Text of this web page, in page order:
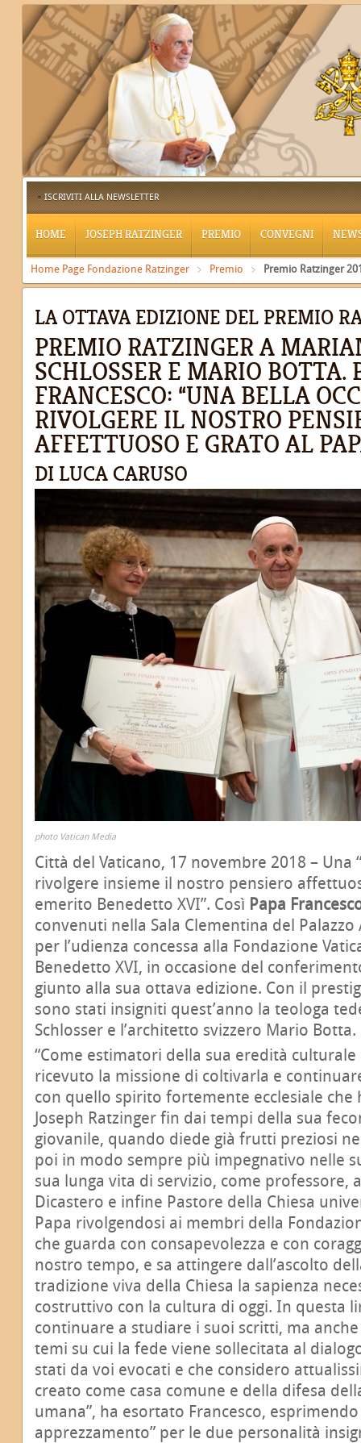
ISCRIVITI ALLA NEWSLETTER
HOME JOSEPH RATZINGER PREMIO CONVEGNI
Home Page Fondazione Ratzinger Premio Premio Ratzinger
LA OTTAVA EDIZIONE DEL PREMIO
PREMIO RATZINGER A
SCHLOSSER E MARIO BOTTA.
FRANCESCO: “UNA BELLA
RIVOLGERE IL NOSTRO
AFFETTUOSO E GRATO AL
DI LUCA CARUSO
photo Vatican Media
Città del Vaticano, 17 novembre 2018 – Una
rivolgere insieme il nostro pensiero
emerito Benedetto XVI”. Così Papa
convenuti nella Sala Clementina del
per l’udienza concessa alla Fondazione
Benedetto XVI, in occasione del
giunto alla sua ottava edizione. Con il
sono stati insigniti quest’anno la teologa
Schlosser e l’architetto svizzero Mario Botta.
“Come estimatori della sua eredità
ricevuto la missione di coltivarla e
con quello spirito fortemente ecclesiale
Joseph Ratzinger fin dai tempi della sua
giovanile, quando diede già frutti preziosi
poi in modo sempre più impegnativo nelle
sua lunga vita di servizio, come professore,
Dicastero e infine Pastore della Chiesa
Papa rivolgendosi ai membri della
che guarda con consapevolezza e con
nostro tempo, e sa attingere dall’ascolto
tradizione viva della Chiesa la sapienza
costruttivo con la cultura di oggi. In questa
continuare a studiare i suoi scritti, ma
temi su cui la fede viene sollecitata al
stati da voi evocati e che considero
creato come casa comune e della difesa
umana”, ha esortato Francesco,
apprezzamento” per le due personalità